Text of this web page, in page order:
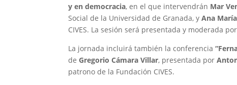
y en democracia, en el que intervendrán Mar
Social de la Universidad de Granada, yAna
CIVES. La sesión será presentada y moderada por
La jornada incluirá también la conferencia
deGregorio Cámara Villar, presentada por
patrono de la Fundación CIVES.